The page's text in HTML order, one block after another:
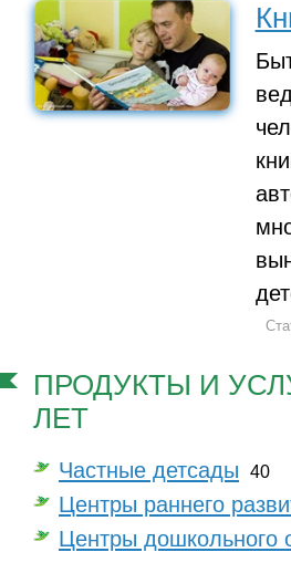
ПРОДУКТЫ И
ЛЕТ
Частные детсады 40
Центры раннего
Центры дошкольного